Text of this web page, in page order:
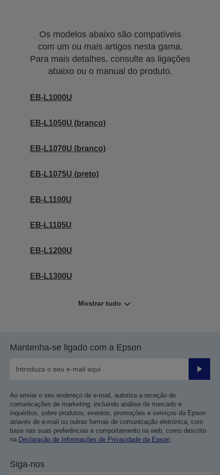
Os modelos abaixo são compatíveis
com um ou mais artigos nesta gama.
Para mais detalhes, consulte as ligações
abaixo ou o manual do produto.
EB-L1000U
EB-L1050U (branco)
EB-L1070U (branco)
EB-L1075U (preto)
EB-L1100U
EB-L1105U
EB-L1200U
EB-L1300U
Mostrar tudo
Mantenha-se ligado com a Epson
Enviar
Ao enviar o seu endereço de e-mail, autoriza a receção de
comunicações de marketing, incluindo análise de mercado e
inquéritos, sobre produtos, eventos, promoções e serviços da Epson
através de e-mail ou outras formas de comunicação eletrónica, com
base nas suas preferências e comportamento na web, como descrito
na Declaração de Informações de Privacidade da Epson.
Siga-nos